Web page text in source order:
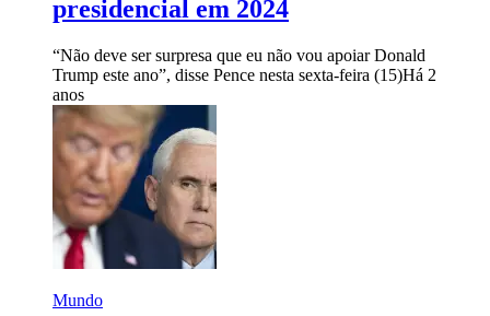
presidencial em 2024
“Não deve ser surpresa que eu não vou apoiar Donald
Trump este ano”, disse Pence nesta sexta-feira (15)Há 2
anos
Mundo